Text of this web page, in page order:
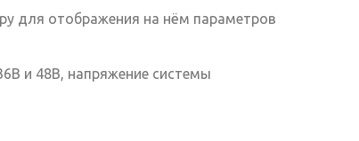
для отображения на нём параметров
и 48В, напряжение системы